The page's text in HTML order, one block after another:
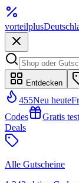
vorteilplus
Entdecken
455Neu heute
Codes
Gratis
Deals
Alle Gutscheine